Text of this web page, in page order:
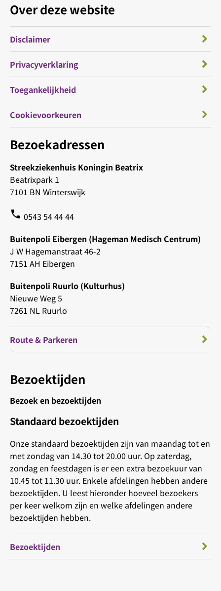
Bezoekadressen
Streekziekenhuis Koningin Beatrix
Beatrixpark 1
7101 BN Winterswijk
phone 0543 54 44 44
Buitenpoli Eibergen (Hageman Medisch Centrum)
J W Hagemanstraat 46-2
7151 AH Eibergen
Buitenpoli Ruurlo (Kulturhus)
Nieuwe Weg 5
7261 NL Ruurlo
Route & Parkeren
Bezoektijden
Bezoek en bezoektijden
Standaard bezoektijden
Onze standaard bezoektijden zijn van maandag tot en
met zondag van 14.30 tot 20.00 uur. Op zaterdag,
zondag en feestdagen is er een extra bezoekuur van
10.45 tot 11.30 uur. Enkele afdelingen hebben andere
bezoektijden. U leest hieronder hoeveel bezoekers
per keer welkom zijn en welke afdelingen andere
bezoektijden hebben.
Bezoektijden
Over deze website
Disclaimer
Privacyverklaring
Toegankelijkheid
Cookievoorkeuren